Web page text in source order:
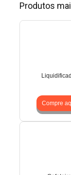
Produtos
Compre